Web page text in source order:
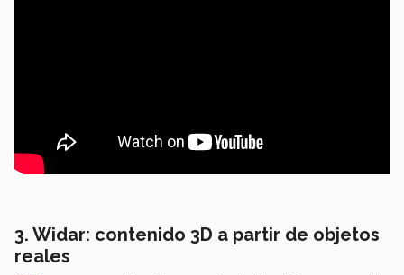
3. Widar: contenido 3D a partir de objetos
reales